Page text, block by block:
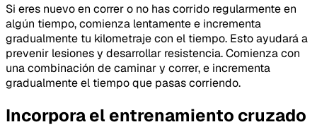
Si eres nuevo en correr o no has corrido regularmente en
algún tiempo, comienza lentamente e incrementa
gradualmente tu kilometraje con el tiempo. Esto ayudará a
prevenir lesiones y desarrollar resistencia. Comienza con
una combinación de caminar y correr, e incrementa
gradualmente el tiempo que pasas corriendo.
Incorpora el entrenamiento cruzado